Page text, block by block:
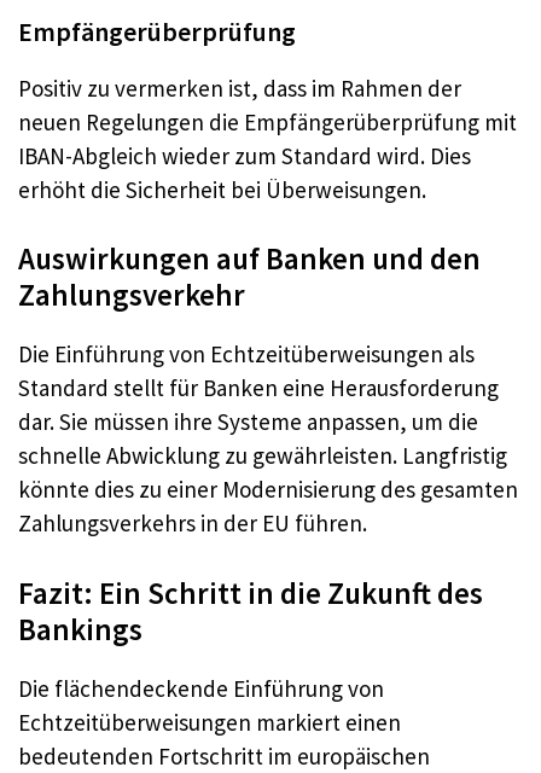
Empfängerüberprüfung
Positiv zu vermerken ist, dass im Rahmen der
neuen Regelungen die Empfängerüberprüfung mit
IBAN-Abgleich wieder zum Standard wird. Dies
erhöht die Sicherheit bei Überweisungen.
Auswirkungen auf Banken und den
Zahlungsverkehr
Die Einführung von Echtzeitüberweisungen als
Standard stellt für Banken eine Herausforderung
dar. Sie müssen ihre Systeme anpassen, um die
schnelle Abwicklung zu gewährleisten. Langfristig
könnte dies zu einer Modernisierung des gesamten
Zahlungsverkehrs in der EU führen.
Fazit: Ein Schritt in die Zukunft des
Bankings
Die flächendeckende Einführung von
Echtzeitüberweisungen markiert einen
bedeutenden Fortschritt im europäischen